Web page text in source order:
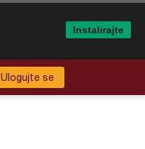
Ulogujte se
Instalirajte